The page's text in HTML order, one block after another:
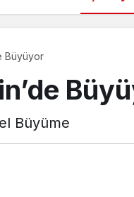
Büyüyor
Büyüme